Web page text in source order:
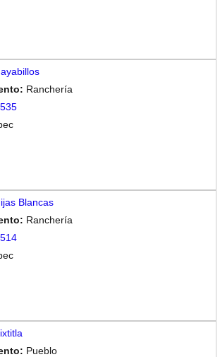
Ranchería
Blancas
Ranchería
Pueblo